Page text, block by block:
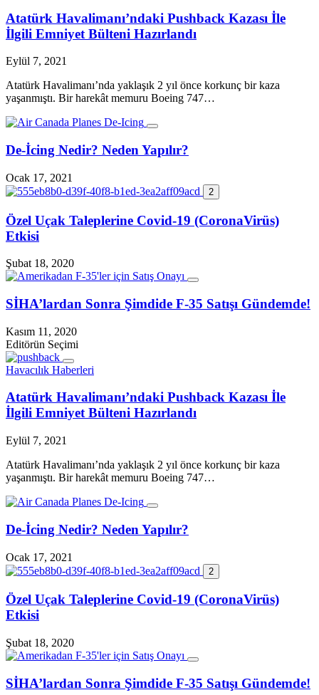
Atatürk Havalimanı’ndaki Pushback Kazası İle
İlgili Emniyet Bülteni Hazırlandı
Eylül 7, 2021
Atatürk Havalimanı’nda yaklaşık 2 yıl önce korkunç bir kaza
yaşanmıştı. Bir harekât memuru Boeing 747…
De-İcing Nedir? Neden Yapılır?
Ocak 17, 2021
2
Özel Uçak Taleplerine Covid-19 (CoronaVirüs)
Etkisi
Şubat 18, 2020
SİHA’lardan Sonra Şimdide F-35 Satışı Gündemde!
Kasım 11, 2020
Editörün Seçimi
Havacılık Haberleri
Atatürk Havalimanı’ndaki Pushback Kazası İle
İlgili Emniyet Bülteni Hazırlandı
Eylül 7, 2021
Atatürk Havalimanı’nda yaklaşık 2 yıl önce korkunç bir kaza
yaşanmıştı. Bir harekât memuru Boeing 747…
De-İcing Nedir? Neden Yapılır?
Ocak 17, 2021
2
Özel Uçak Taleplerine Covid-19 (CoronaVirüs)
Etkisi
Şubat 18, 2020
SİHA’lardan Sonra Şimdide F-35 Satışı Gündemde!